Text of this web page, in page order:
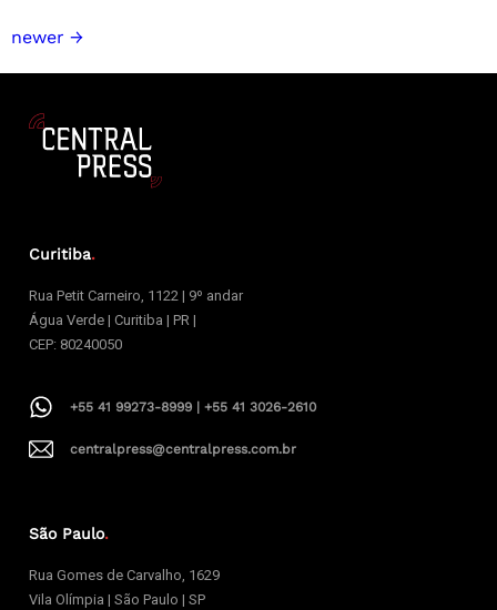
newer →
Curitiba.
Rua Petit Carneiro, 1122 | 9º andar
Água Verde | Curitiba | PR |
CEP: 80240050
+55 41 99273-8999 | +55 41 3026-2610
centralpress@centralpress.com.br
São Paulo.
Rua Gomes de Carvalho, 1629
Vila Olímpia | São Paulo | SP